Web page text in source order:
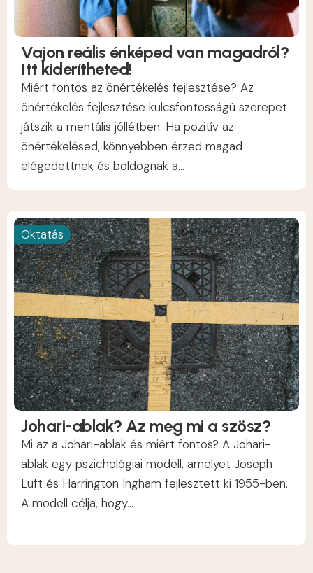
Vajon reális énképed van magadról?
Itt kiderítheted!
Miért fontos az önértékelés fejlesztése? Az
önértékelés fejlesztése kulcsfontosságú szerepet
játszik a mentális jóllétben. Ha pozitív az
önértékelésed, könnyebben érzed magad
elégedettnek és boldognak a...
Oktatás
Johari-ablak? Az meg mi a szösz?
Mi az a Johari-ablak és miért fontos? A Johari-
ablak egy pszichológiai modell, amelyet Joseph
Luft és Harrington Ingham fejlesztett ki 1955-ben.
A modell célja, hogy...